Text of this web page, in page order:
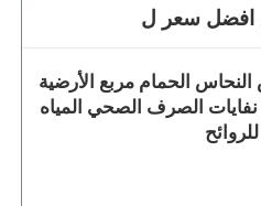
افضل سعر ل
النحاس الحمام مربع الأرضية
نفايات الصرف الصحي المياه